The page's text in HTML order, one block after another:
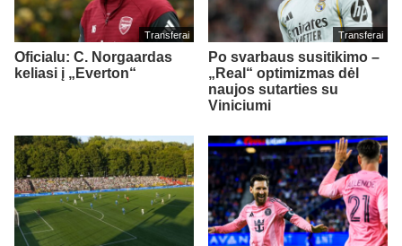
Transferai
Oficialu: C. Norgaardas
keliasi į „Everton“
Transferai
Po svarbaus susitikimo –
„Real“ optimizmas dėl
naujos sutarties su
Viniciumi